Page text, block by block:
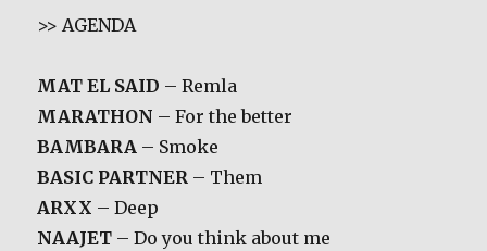
>> AGENDA
MAT EL SAID – Remla
MARATHON – For the better
BAMBARA – Smoke
BASIC PARTNER – Them
ARXX – Deep
NAAJET – Do you think about me